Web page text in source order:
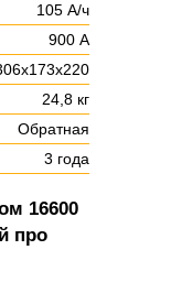
105 А/ч
900 А
24,8 кг
Обратная
3 года
16600
про